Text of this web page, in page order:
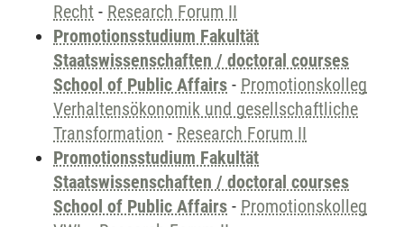
Recht - Research Forum II
Promotionsstudium Fakultät
Staatswissenschaften / doctoral courses
School of Public Affairs - Promotionskolleg
Verhaltensökonomik und gesellschaftliche
Transformation - Research Forum II
Promotionsstudium Fakultät
Staatswissenschaften / doctoral courses
School of Public Affairs - Promotionskolleg